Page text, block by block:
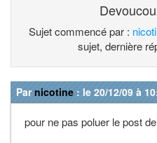
Sujet commencé par :
sujet, dernière
Parnicotine : le 20/12/09 à
pour ne pas poluer le post